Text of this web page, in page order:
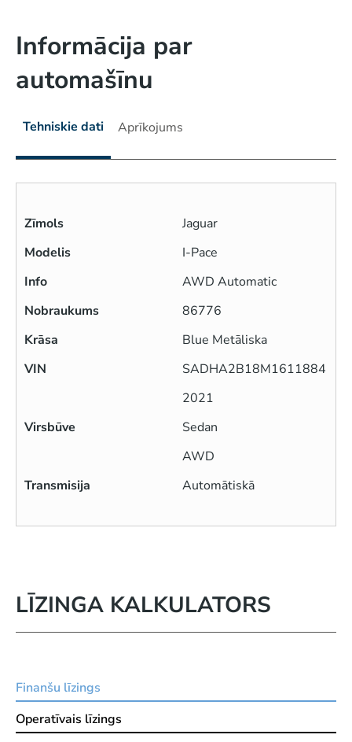
Informācija par
automašīnu
Tehniskie dati Aprīkojums
Zīmols
Jaguar
Modelis
I-Pace
Info
AWD Automatic
Nobraukums
86776
Krāsa
Blue Metāliska
VIN
SADHA2B18M1611884
2021
Virsbūve
Sedan
AWD
Transmisija
Automātiskā
LĪZINGA KALKULATORS
Finanšu līzings
Operatīvais līzings